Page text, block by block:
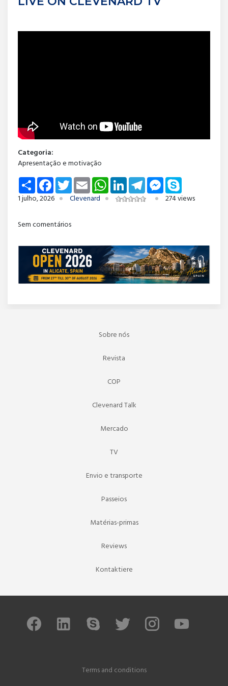
Categoria:
Apresentação e motivação
Share FacebookTwitterEmail WhatsAppLinkedInTelegramMessenger
1 julho, 2026
Clevenard 274 views
Sem comentários
Sobre nós
Revista
COP
Clevenard Talk
Mercado
TV
Envio e transporte
Passeios
Matérias-primas
Reviews
Kontaktiere
Terms and conditions